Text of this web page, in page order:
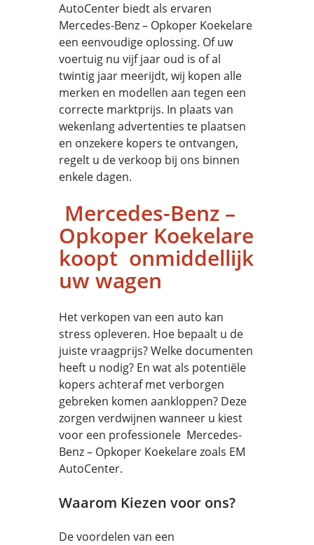
AutoCenter biedt als ervaren
Mercedes-Benz – Opkoper Koekelare
een eenvoudige oplossing. Of uw
voertuig nu vijf jaar oud is of al
twintig jaar meerijdt, wij kopen alle
merken en modellen aan tegen een
correcte marktprijs. In plaats van
wekenlang advertenties te plaatsen
en onzekere kopers te ontvangen,
regelt u de verkoop bij ons binnen
enkele dagen.
Mercedes-Benz –
Opkoper Koekelare
koopt onmiddellijk
uw wagen
Het verkopen van een auto kan
stress opleveren. Hoe bepaalt u de
juiste vraagprijs? Welke documenten
heeft u nodig? En wat als potentiële
kopers achteraf met verborgen
gebreken komen aankloppen? Deze
zorgen verdwijnen wanneer u kiest
voor een professionele Mercedes-
Benz – Opkoper Koekelare zoals EM
AutoCenter.
Waarom Kiezen voor ons?
De voordelen van een